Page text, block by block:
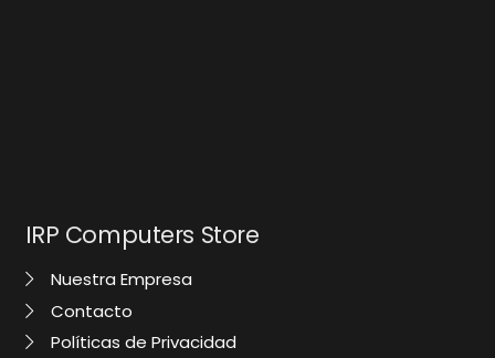
IRP Computers Store
Nuestra Empresa
Contacto
Políticas de Privacidad